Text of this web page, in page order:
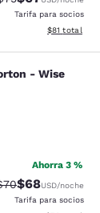
Tarifa para socios
Ver detalles
$81 total
Norton -
- Wise
350 reseñas
Ahorra 3 %
tachada:
Tarifa
$68USD/noche
Tarifa para socios